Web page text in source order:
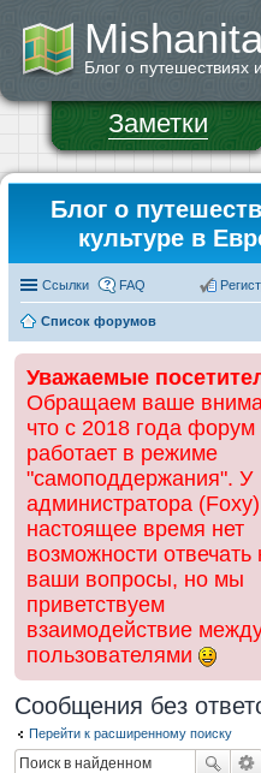
Блог о путешествиях
Заметки
Блог о
культуре в
Ссылки FAQ
Список форумов
Уважаемые
Обращаем ваше
что с 2018 года форум
работает в режиме
"самоподдержания". У
администратора
настоящее время нет
возможности отвечать
ваши вопросы, но мы
приветствуем
взаимодействие
пользователями
Сообщения без
Перейти к расширенному поиску